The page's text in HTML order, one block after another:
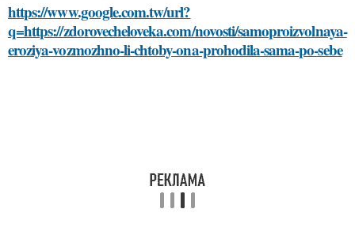
https://www.google.com.tw/url?
q=https://zdorovecheloveka.com/novosti/samoproizvolnaya-
eroziya-vozmozhno-li-chtoby-ona-prohodila-sama-po-sebe